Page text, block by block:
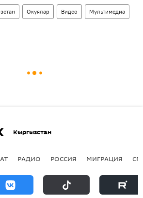
Окуялар Видео Мультимедиа
Кыргызстан
РАДИО РОССИЯ МИГРАЦИЯ